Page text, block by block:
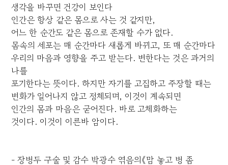
생각을 바꾸면 건강이 보인다
인간은 항상 같은 몸으로 사는 것 같지만,
어느 한 순간도 같은 몸으로 존재할 수가 없다.
몸속의 세포는 매 순간마다 새롭게 바뀌고, 또 매 순간마다
우리의 마음과 영향을 주고 받는다. 변한다는 것은 과거의
나를
포기한다는 뜻이다. 하지만 자기를 고집하고 주장할 때는
변화가 일어나지 않고 정체되며, 이것이 계속되면
인간의 몸과 마음은 굳어진다. 바로 고체화하는
것이다. 이것이 이른바 암이다.
- 장병두 구술 및 감수 박광수 엮음의《맘 놓고 병 좀